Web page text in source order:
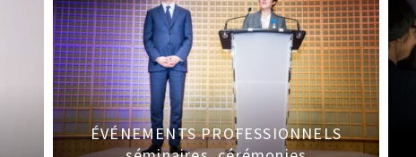
ÉVÉNEMENTS PROFESSIONNELS